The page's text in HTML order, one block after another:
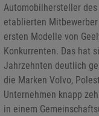
Automobilhersteller
etablierten
ersten Modelle von
Konkurrenten. Das hat
Jahrzehnten deutlich
die Marken Volvo,
Unternehmen knapp
in einem